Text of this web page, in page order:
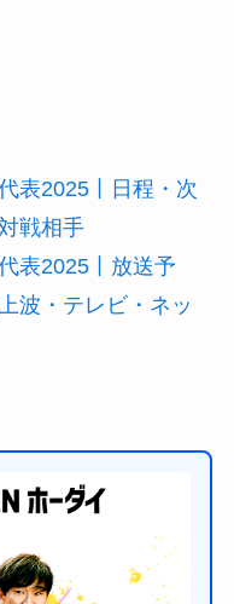
表2025丨日程・次
戦相手
表2025丨放送予
波・テレビ・ネッ